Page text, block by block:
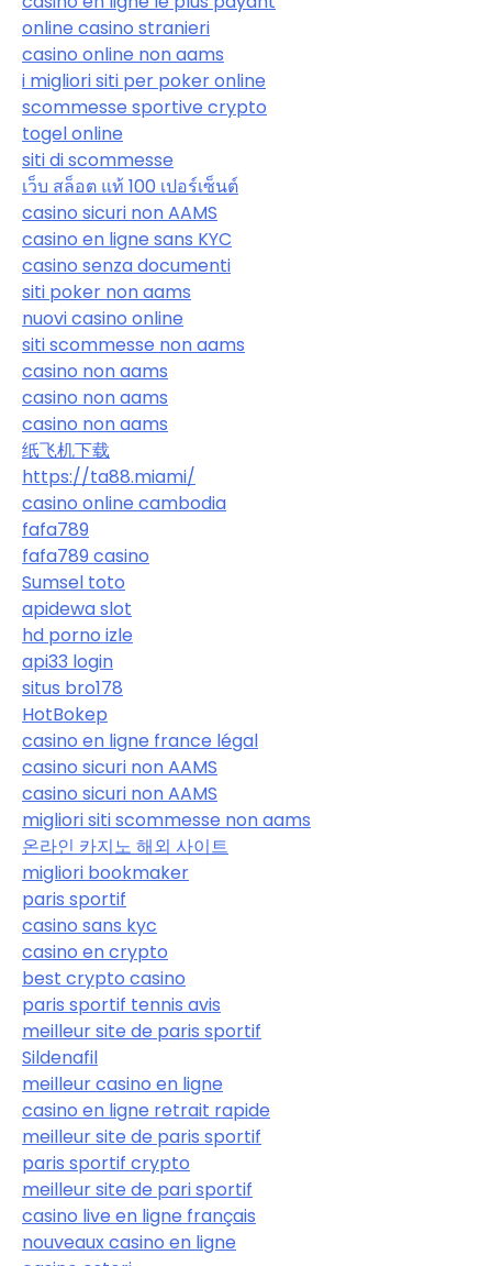
online casino stranieri
casino online non aams
i migliori siti per poker online
scommesse sportive crypto
togel online
siti di scommesse
เว็บ สล็อต แท้ 100 เปอร์เซ็นต์
casino sicuri non AAMS
casino en ligne sans KYC
casino senza documenti
siti poker non aams
nuovi casino online
siti scommesse non aams
casino non aams
casino non aams
casino non aams
纸飞机下载
https://ta88.miami/
casino online cambodia
fafa789
fafa789 casino
Sumsel toto
apidewa slot
hd porno izle
api33 login
situs bro178
HotBokep
casino en ligne france légal
casino sicuri non AAMS
casino sicuri non AAMS
migliori siti scommesse non aams
온라인 카지노 해외 사이트
migliori bookmaker
paris sportif
casino sans kyc
casino en crypto
best crypto casino
paris sportif tennis avis
meilleur site de paris sportif
Sildenafil
meilleur casino en ligne
casino en ligne retrait rapide
meilleur site de paris sportif
paris sportif crypto
meilleur site de pari sportif
casino live en ligne français
nouveaux casino en ligne